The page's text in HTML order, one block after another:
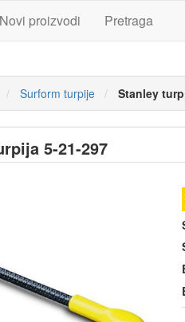
Novi proizvodi Pretraga
Surform turpije Stanley
5-21-297